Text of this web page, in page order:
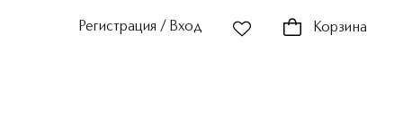
Регистрация / Вход Корзина